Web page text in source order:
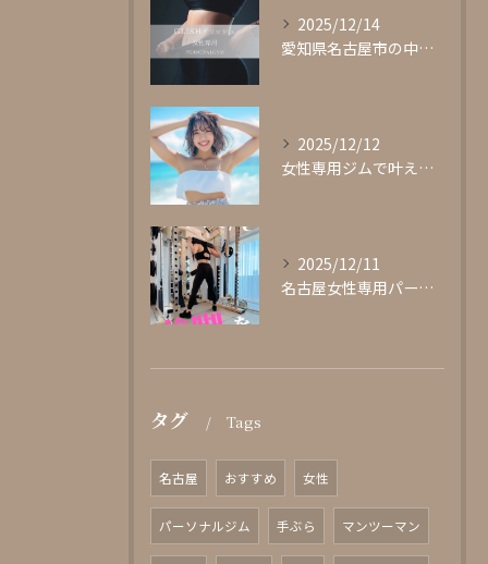
2025/12/14
愛知県名古屋市の中心部に位置する女性専用パーソナルジムgli...
2025/12/12
女性専用ジムで叶える理想の体型作り
2025/12/11
名古屋女性専用パーソナルジムglishグリッシュ
タグ Tags
名古屋 おすすめ 女性
パーソナルジム 手ぶら マンツーマン